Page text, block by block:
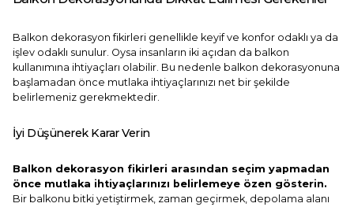
Balkon dekorasyon fikirleri genellikle keyif ve konfor odaklı ya da
işlev odaklı sunulur. Oysa insanların iki açıdan da balkon
kullanımına ihtiyaçları olabilir. Bu nedenle balkon dekorasyonuna
başlamadan önce mutlaka ihtiyaçlarınızı net bir şekilde
belirlemeniz gerekmektedir.
İyi Düşünerek Karar Verin
Balkon dekorasyon fikirleri arasından seçim yapmadan
önce mutlaka ihtiyaçlarınızı belirlemeye özen gösterin.
Bir balkonu bitki yetiştirmek, zaman geçirmek, depolama alanı